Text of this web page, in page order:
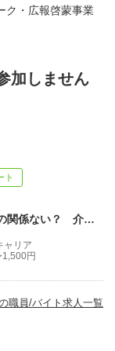
ク・広報啓蒙事業
加しません
ト
経験？ 資格？ えっ！そんなの関係ない？ 介護のイメージが変わるかも？！
ャリア
円
職員/バイト求人一覧